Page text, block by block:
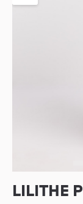
LILITHE